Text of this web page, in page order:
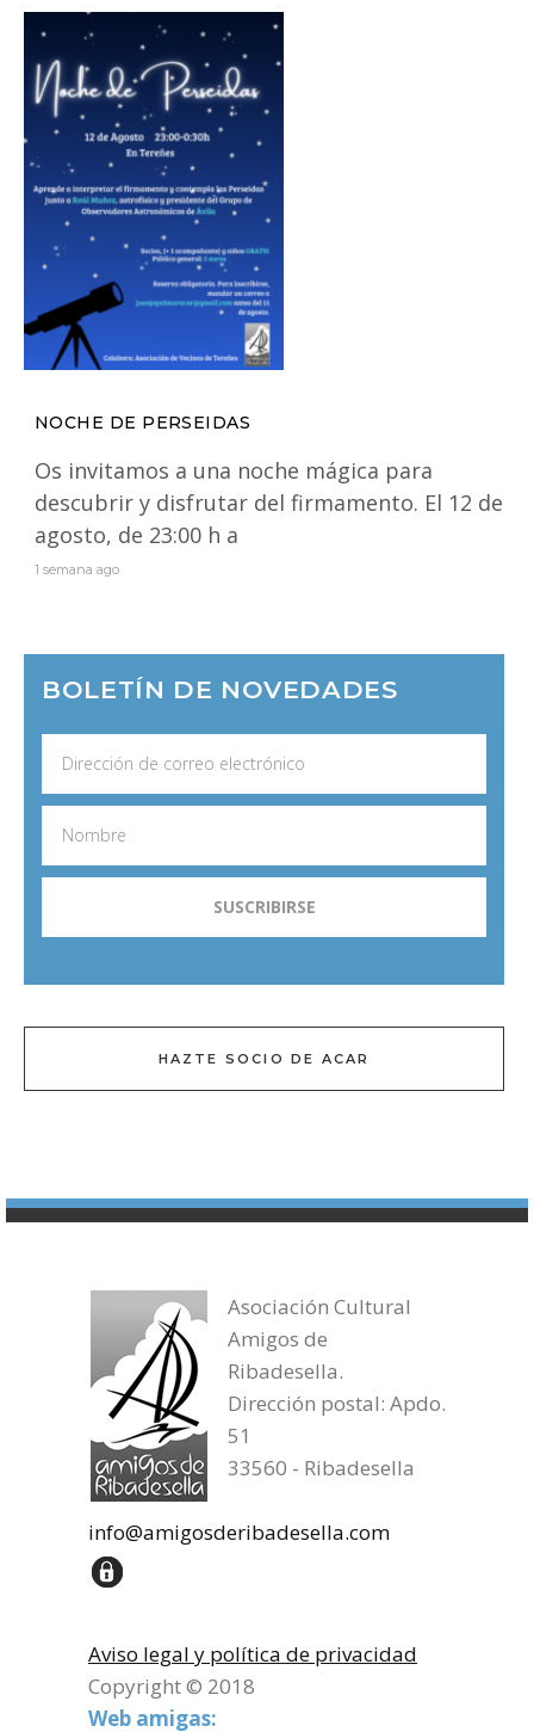
NOCHE DE PERSEIDAS
Os invitamos a una noche mágica para
descubrir y disfrutar del firmamento. El 12 de
agosto, de 23:00 h a
1 semana ago
BOLETÍN DE NOVEDADES
HAZTE SOCIO DE ACAR
Asociación Cultural
Amigos de
Ribadesella.
Dirección postal: Apdo.
51
33560 - Ribadesella
info@amigosderibadesella.com
Aviso legal y política de privacidad
Copyright © 2018
Web amigas: